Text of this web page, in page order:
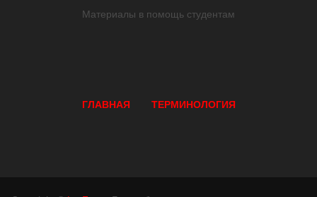
Материалы в помощь студентам
ГЛАВНАЯ ТЕРМИНОЛОГИЯ